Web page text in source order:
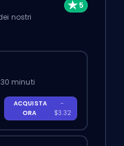
nostri
minuti
ACQUISTA
ORA
-
$3.32